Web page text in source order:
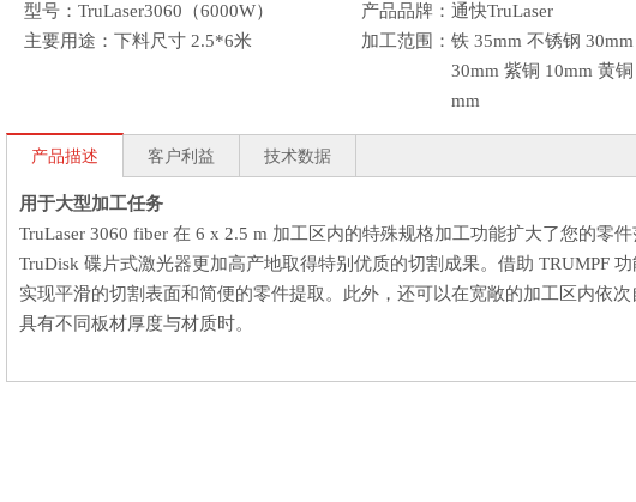
型号： TruLaser3060（6000W） 产品品牌： 通快TruLaser
主要用途： 下料尺寸 2.5*6米 加工范围： 铁 35mm 不锈钢
30mm 紫铜 10mm 黄铜
mm
产品描述 客户利益 技术数据
用于大型加工任务
TruLaser 3060 fiber 在 6 x 2.5 m 加工区内的特殊规格加工功能扩大了您的零
TruDisk 碟片式激光器更加高产地取得特别优质的切割成果。借助 TRUMPF
实现平滑的切割表面和简便的零件提取。此外，还可以在宽敞的加工区内
具有不同板材厚度与材质时。